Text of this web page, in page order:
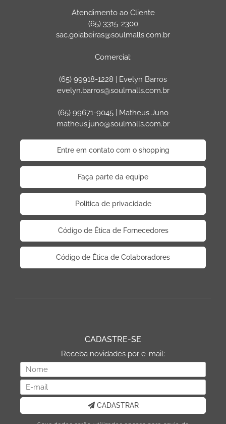
Atendimento ao Cliente
(65) 3315-2300
sac.goiabeiras@soulmalls.com.br
Comercial:
(65) 99918-1228 | Evelyn Barros
evelyn.barros@soulmalls.com.br
(65) 99671-9045 | Matheus Juno
matheus.juno@soulmalls.com.br
Entre em contato com o shopping
Faça parte da equipe
Politica de privacidade
Código de Ética de Fornecedores
Código de Ética de Colaboradores
CADASTRE-SE
Receba novidades por e-mail:
CADASTRAR